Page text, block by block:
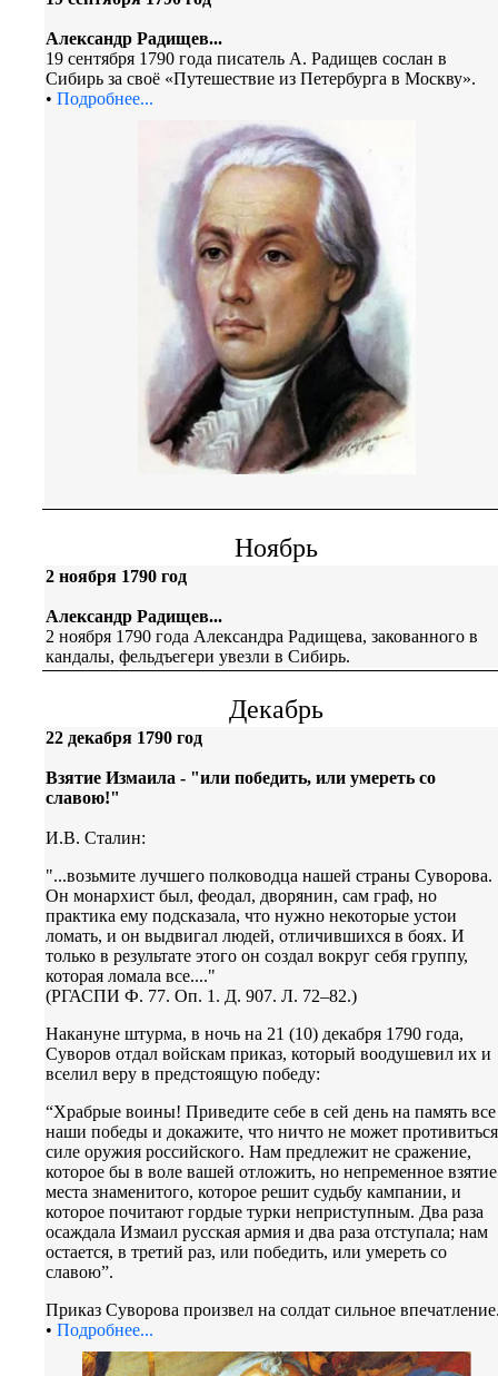
Александр Радищев...
19 сентября 1790 года писатель А. Радищев сослан в
Сибирь за своё «Путешествие из Петербурга в Москву».
• Подробнее...
Ноябрь
2 ноября 1790 год
Александр Радищев...
2 ноября 1790 года Александра Радищева, закованного в
кандалы, фельдъегери увезли в Сибирь.
Декабрь
22 декабря 1790 год
Взятие Измаила - "или победить, или умереть со
славою!"
И.В. Сталин:
"...возьмите лучшего полководца нашей страны Суворова.
Он монархист был, феодал, дворянин, сам граф, но
практика ему подсказала, что нужно некоторые устои
ломать, и он выдвигал людей, отличившихся в боях. И
только в результате этого он создал вокруг себя группу,
которая ломала все...."
(РГАСПИ Ф. 77. Оп. 1. Д. 907. Л. 72–82.)
Накануне штурма, в ночь на 21 (10) декабря 1790 года,
Суворов отдал войскам приказ, который воодушевил их и
вселил веру в предстоящую победу:
“Храбрые воины! Приведите себе в сей день на память все
наши победы и докажите, что ничто не может противиться
силе оружия российского. Нам предлежит не сражение,
которое бы в воле вашей отложить, но непременное взятие
места знаменитого, которое решит судьбу кампании, и
которое почитают гордые турки неприступным. Два раза
осаждала Измаил русская армия и два раза отступала; нам
остается, в третий раз, или победить, или умереть со
славою”.
Приказ Суворова произвел на солдат сильное
• Подробнее...